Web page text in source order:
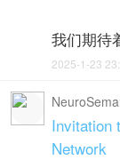
我们期待
2025-1-23
Invitation
Network